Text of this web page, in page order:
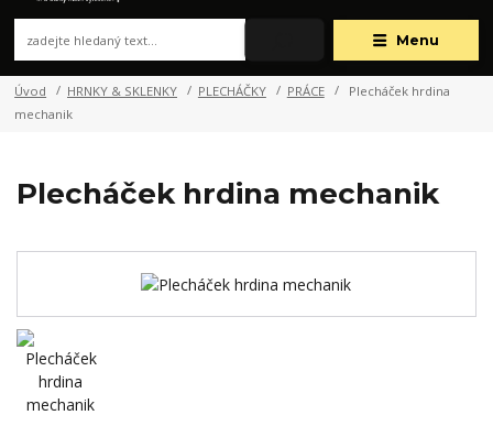
Menu
Úvod HRNKY & SKLENKY PLECHÁČKY PRÁCE
Plecháček hrdina
mechanik
Plecháček hrdina mechanik